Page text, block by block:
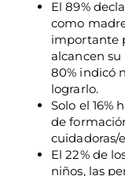
El 89%
como
importante
alcancen
80% indicó
lograrlo.
Solo el 16%
de
cuidadoras/
El 22% de
niños, las